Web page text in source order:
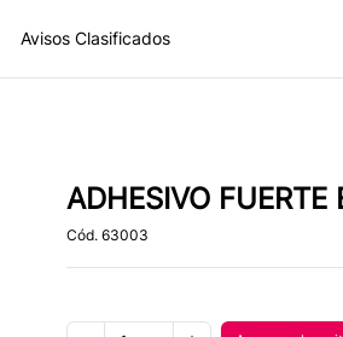
Avisos Clasificados
ADHESIVO FUERTE
Cód. 63003
Quantity